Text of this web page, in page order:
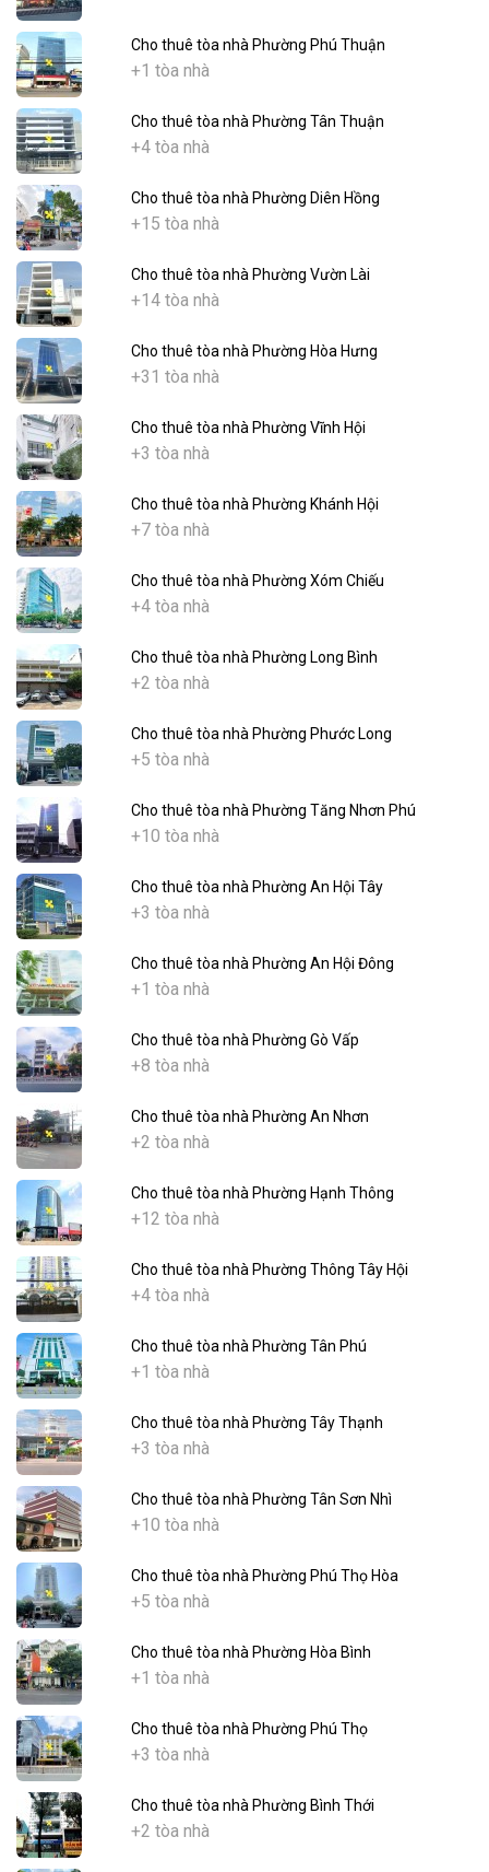
Cho thuê tòa nhà Phường Phú Thuận
+1 tòa nhà
Cho thuê tòa nhà Phường Tân Thuận
+4 tòa nhà
Cho thuê tòa nhà Phường Diên Hồng
+15 tòa nhà
Cho thuê tòa nhà Phường Vườn Lài
+14 tòa nhà
Cho thuê tòa nhà Phường Hòa Hưng
+31 tòa nhà
Cho thuê tòa nhà Phường Vĩnh Hội
+3 tòa nhà
Cho thuê tòa nhà Phường Khánh Hội
+7 tòa nhà
Cho thuê tòa nhà Phường Xóm Chiếu
+4 tòa nhà
Cho thuê tòa nhà Phường Long Bình
+2 tòa nhà
Cho thuê tòa nhà Phường Phước Long
+5 tòa nhà
Cho thuê tòa nhà Phường Tăng Nhơn Phú
+10 tòa nhà
Cho thuê tòa nhà Phường An Hội Tây
+3 tòa nhà
Cho thuê tòa nhà Phường An Hội Đông
+1 tòa nhà
Cho thuê tòa nhà Phường Gò Vấp
+8 tòa nhà
Cho thuê tòa nhà Phường An Nhơn
+2 tòa nhà
Cho thuê tòa nhà Phường Hạnh Thông
+12 tòa nhà
Cho thuê tòa nhà Phường Thông Tây Hội
+4 tòa nhà
Cho thuê tòa nhà Phường Tân Phú
+1 tòa nhà
Cho thuê tòa nhà Phường Tây Thạnh
+3 tòa nhà
Cho thuê tòa nhà Phường Tân Sơn Nhì
+10 tòa nhà
Cho thuê tòa nhà Phường Phú Thọ Hòa
+5 tòa nhà
Cho thuê tòa nhà Phường Hòa Bình
+1 tòa nhà
Cho thuê tòa nhà Phường Phú Thọ
+3 tòa nhà
Cho thuê tòa nhà Phường Bình Thới
+2 tòa nhà